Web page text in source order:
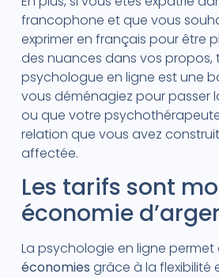
francophone et que vous
exprimer en français pour être
des nuances dans vos propos,
psychologue en ligne est une
vous déménagiez pour passer
ou que votre
relation que vous avez
affectée.
Les tarifs sont
économie
La psychologie en ligne permet
économies grâce à la flexibilité